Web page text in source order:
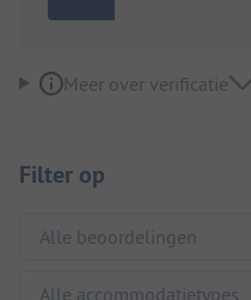
Meer over verificatie
Filter op